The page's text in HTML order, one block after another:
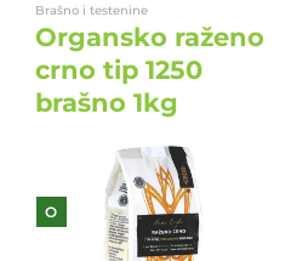
Brašno i testenine
Organsko raženo
crno tip 1250
brašno 1kg
O